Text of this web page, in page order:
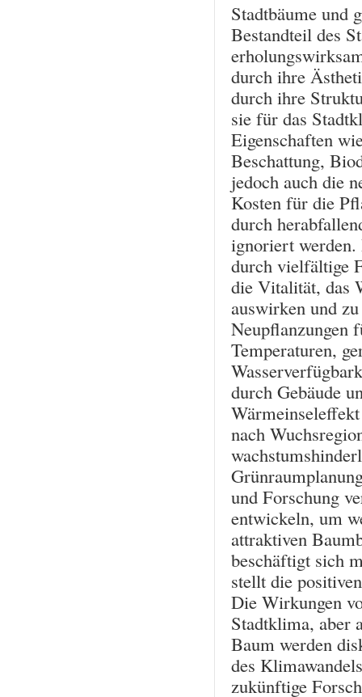
Stadtbäume und
Bestandteil des
durch ihre
durch ihre
sie für das
Eigenschaften
Beschattung,
jedoch auch die
Kosten für die
durch
ignoriert werden.
durch vielfältige
die Vitalität, das
auswirken und
Neupflanzungen
Temperaturen,
durch Gebäude
nach
und Forschung
entwickeln, um
attraktiven
beschäftigt sich
stellt die
Die Wirkungen
Stadtklima, aber
Baum werden
des
zukünftige